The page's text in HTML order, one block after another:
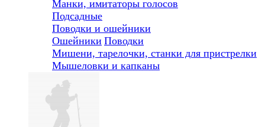
Манки, имитаторы голосов
Подсадные
Поводки и ошейники
Ошейники Поводки
Мишени, тарелочки, станки для пристрелки
Мышеловки и капканы